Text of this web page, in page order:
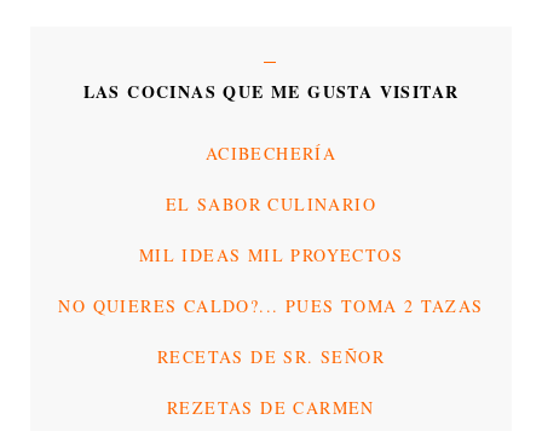
LAS COCINAS QUE ME GUSTA VISITAR
ACIBECHERÍA
EL SABOR CULINARIO
MIL IDEAS MIL PROYECTOS
NO QUIERES CALDO?... PUES TOMA 2 TAZAS
RECETAS DE SR. SEÑOR
REZETAS DE CARMEN